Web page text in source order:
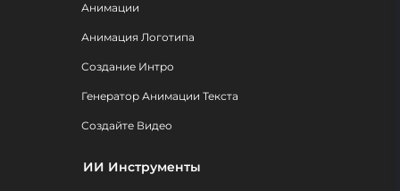
Анимации
Анимация Логотипа
Создание Интро
Генератор Анимации Текста
Создайте Видео
ИИ Инструменты